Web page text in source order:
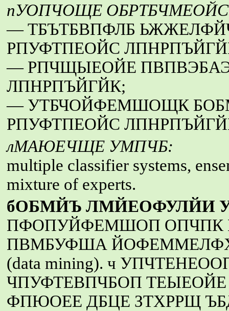
пУОПЧОЩЕ
— ТБЪТБВПФЛБ
РПУФТПЕОЙС
— РПЧЩЫЕОЙЕ
ЛПНРПЪЙГЙК;
— УТБЧОЙФЕМШОЩК
РПУФТПЕОЙС
лМАЮЕЧЩЕ УМПЧБ:
multiple classifier systems,
mixture of experts.
бОБМЙЪ ЛМЙЕОФУЛЙИ
ПФОПУЙФЕМШОП ОПЧПК
ПВМБУФША
(data mining). ч
ЧПУФТЕВПЧБОП
ФПЮОЕЕ ДБЦЕ ЗТХРРЩ